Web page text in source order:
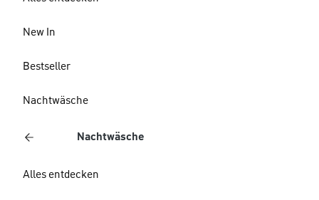
New In
Bestseller
Nachtwäsche
Nachtwäsche
Alles entdecken